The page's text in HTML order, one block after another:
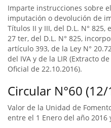
Imparte instrucciones sobre
imputación o devolución de
Títulos II y III, del D.L. N°
27 ter, del D.L. N° 825,
artículo 393, de la Ley N°
del IVA y de la LIR (Extracto
Oficial de 22.10.2016).
Circular N°60
Valor de la Unidad de
entre el 1 Enero del año 2016